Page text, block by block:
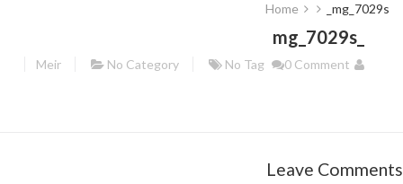
Home _mg_7029s
Meir No Category No Tag 0 Comment
Leave Comments